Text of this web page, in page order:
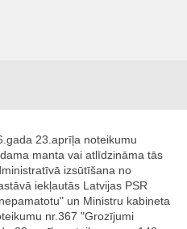
23.aprīļa noteikumu
manta vai atlīdzināma tās
izsūtīšana no
iekļautās Latvijas PSR
un Ministru kabineta
nr.367 "Grozījumi